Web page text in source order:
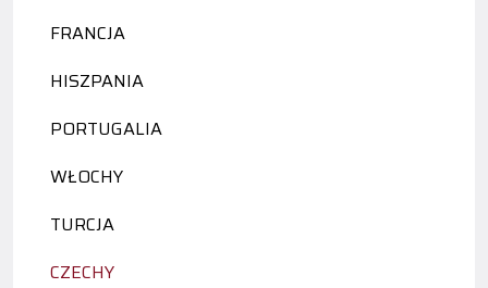
FRANCJA
HISZPANIA
PORTUGALIA
WŁOCHY
TURCJA
CZECHY